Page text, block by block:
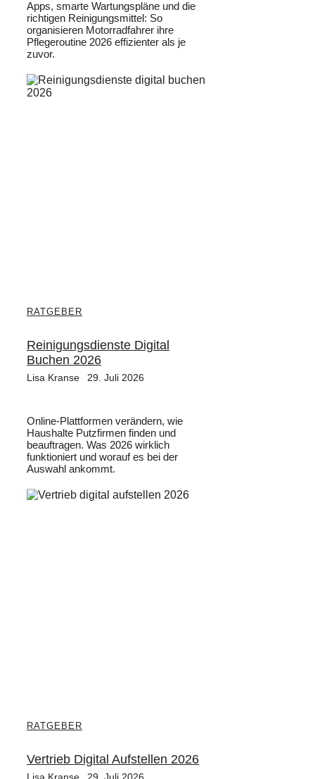
Apps, smarte Wartungspläne und die
richtigen Reinigungsmittel: So
organisieren Motorradfahrer ihre
Pflegeroutine 2026 effizienter als je
zuvor.
RATGEBER
Reinigungsdienste Digital
Buchen 2026
Lisa Kranse 29. Juli 2026
Online-Plattformen verändern, wie
Haushalte Putzfirmen finden und
beauftragen. Was 2026 wirklich
funktioniert und worauf es bei der
Auswahl ankommt.
RATGEBER
Vertrieb Digital Aufstellen 2026